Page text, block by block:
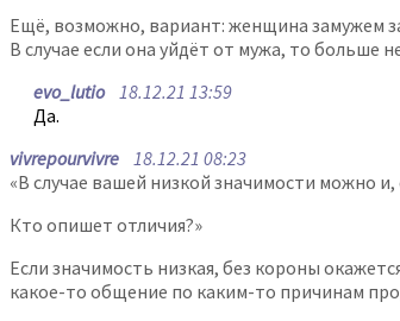
Ещё, возможно, вариант: женщина замужем
В случае если она уйдёт от мужа, то больше
evo_lutio18.12.21 13:59
Да.
vivrepourvivre 18.12.21 08:23
«В случае вашей низкой значимости можно
Кто опишет отличия?»
Если значимость низкая, без короны
какое-то общение по каким-то причинам